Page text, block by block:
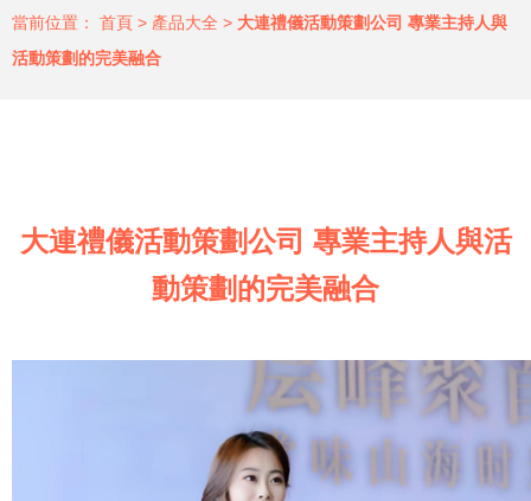
當前位置： 首頁 > 產品大全 > 大連禮儀活動策劃公司 專業主持人與
活動策劃的完美融合
大連禮儀活動策劃公司 專業主持人與活
動策劃的完美融合